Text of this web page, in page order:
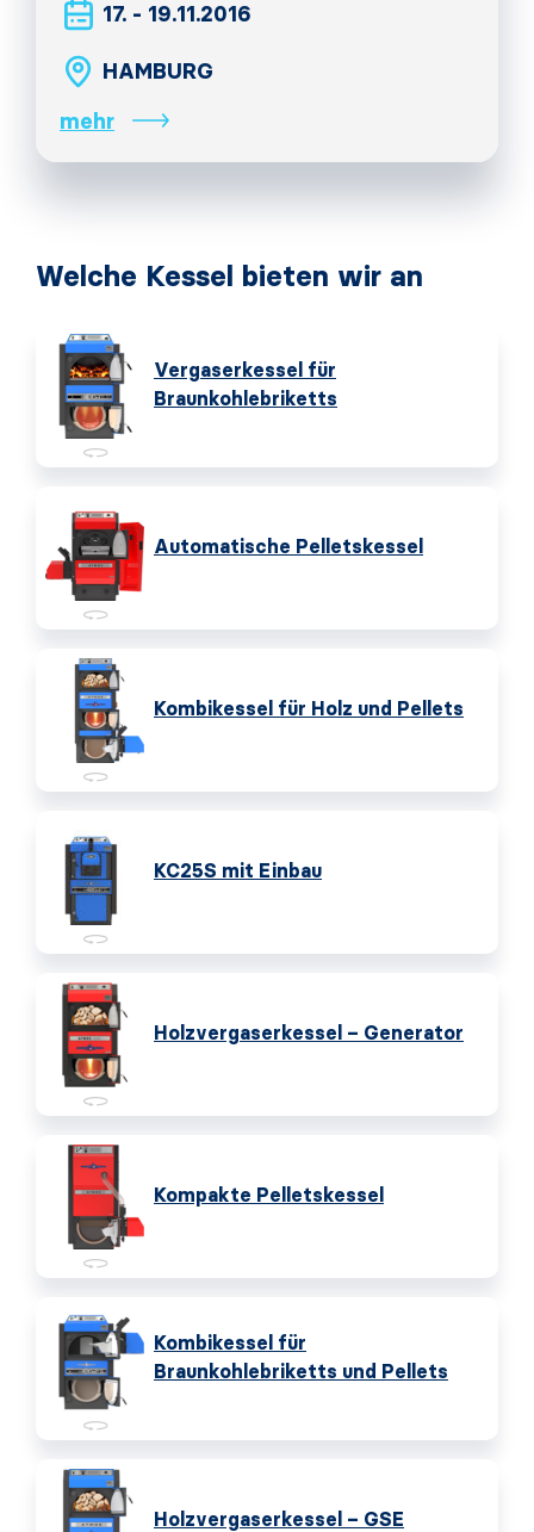
17. - 19.11.2016
HAMBURG
mehr
Welche Kessel bieten wir an
Vergaserkessel für
Braunkohlebriketts
Automatische Pelletskessel
Kombikessel für Holz und Pellets
KC25S mit Einbau
Holzvergaserkessel – Generator
Kompakte Pelletskessel
Kombikessel für
Braunkohlebriketts und Pellets
Holzvergaserkessel – GSE